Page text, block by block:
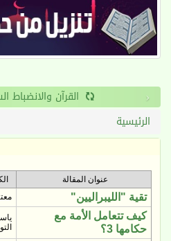
القرآن ‹
الرئيسية
عنوان المقالة
تقية "الليبراليين"
كيف تتعامل الأمة مع
حكامها 3؟